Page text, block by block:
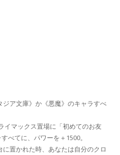
ジア文庫》か《悪魔》のキャラすべ
イマックス置場に「初めてのお友
べてに、パワーを＋1500。
に置かれた時、あなたは自分のクロ